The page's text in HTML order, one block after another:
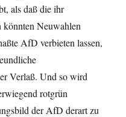
als daß die ihr
könnten Neuwahlen
AfD verbieten lassen,
Verlaß. Und so wird
rotgrün
der AfD derart zu